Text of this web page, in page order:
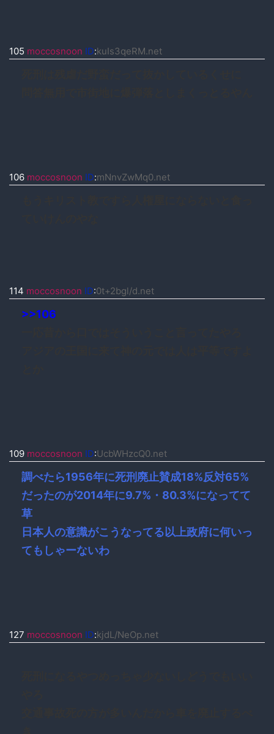
105 moccosnoon ID:kuIs3qeRM.net
106 moccosnoon ID:mNnvZwMq0.net
114 moccosnoon ID:0t+2bgl/d.net
>>106
109 moccosnoon ID:UcbWHzcQ0.net
調べたら1956年に死刑廃止賛成18%反対65%
だったのが2014年に9.7%・80.3%になってて
草
日本人の意識がこうなってる以上政府に何いっ
てもしゃーないわ
127 moccosnoon ID:kjdL/NeOp.net